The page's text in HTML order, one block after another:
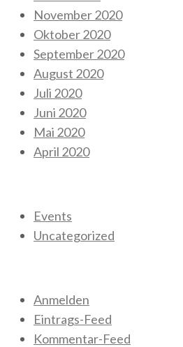
November 2020
Oktober 2020
September 2020
August 2020
Juli 2020
Juni 2020
Mai 2020
April 2020
Events
Uncategorized
Anmelden
Eintrags-Feed
Kommentar-Feed